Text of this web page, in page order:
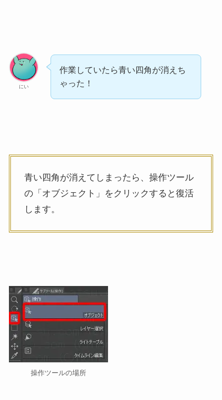
にい
作業していたら青い四角が消えち
ゃった！
青い四角が消えてしまったら、操作ツール
の「オブジェクト」をクリックすると復活
します。
操作ツールの場所